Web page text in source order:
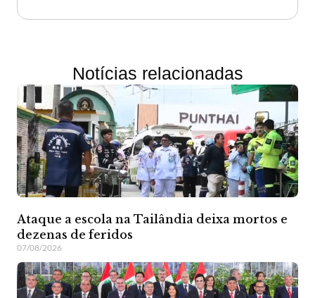
Notícias relacionadas
Ataque a escola na Tailândia deixa mortos e
dezenas de feridos
07/08/2026